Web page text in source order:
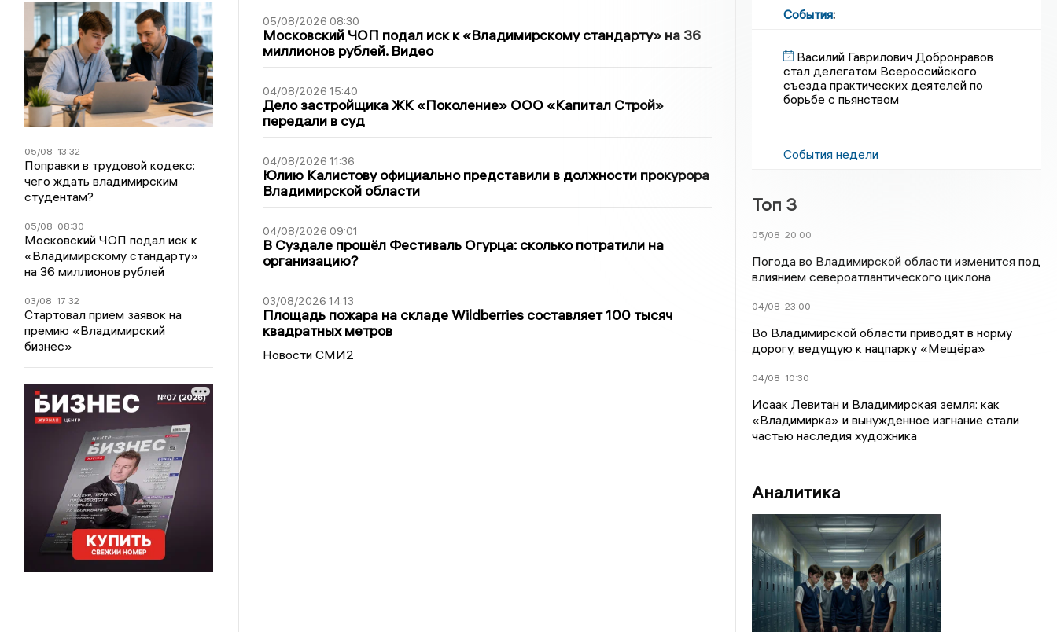
05/08 13:32
Поправки в трудовой кодекс:
чего ждать владимирским
студентам?
05/08 08:30
Московский ЧОП подал иск к
«Владимирскому стандарту»
на 36 миллионов рублей
03/08 17:32
Стартовал прием заявок на
премию «Владимирский
бизнес»
05/08/2026 08:30
Московский ЧОП подал иск к «Владимирскому стандарту» на 36
миллионов рублей. Видео
04/08/2026 15:40
Дело застройщика ЖК «Поколение» ООО «Капитал Строй»
передали в суд
04/08/2026 11:36
Юлию Калистову официально представили в должности прокурора
Владимирской области
04/08/2026 09:01
В Суздале прошёл Фестиваль Огурца: сколько потратили на
организацию?
03/08/2026 14:13
Площадь пожара на складе Wildberries составляет 100 тысяч
квадратных метров
Новости СМИ2
События:
Василий Гаврилович Добронравов
стал делегатом Всероссийского
съезда практических деятелей по
борьбе с пьянством
События недели
Топ 3
05/08 20:00
Погода во Владимирской области изменится под
влиянием североатлантического циклона
04/08 23:00
Во Владимирской области приводят в норму
дорогу, ведущую к нацпарку «Мещёра»
04/08 10:30
Исаак Левитан и Владимирская земля: как
«Владимирка» и вынужденное изгнание стали
частью наследия художника
Аналитика